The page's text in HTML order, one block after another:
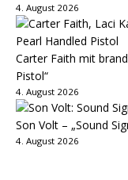
4. August 2026
Carter Faith mit
Pistol“
4. August 2026
Son Volt – „Sound
4. August 2026